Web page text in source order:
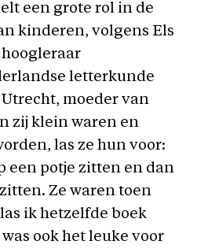
een grote rol in de
kinderen, volgens Els
hoogleraar
letterkunde
moeder van
zij klein waren en
las ze hun voor:
een potje zitten en dan
Ze waren toen
ik hetzelfde boek
ook het leuke voor